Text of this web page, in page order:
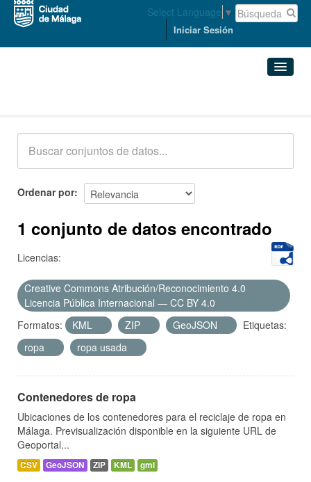
Select Language ▼
Iniciar Sesión
Acerca de
Ordenar por
1 conjunto de datos encontrado
Licencias:
Creative Commons Atribución/Reconocimiento 4.0
Licencia Pública Internacional — CC BY 4.0
Formatos:
KML ZIP GeoJSON
Etiquetas:
ropa
ropa usada
Contenedores de ropa
Ubicaciones de los contenedores para el reciclaje de ropa en
Málaga. Previsualización disponible en la siguiente URL de
Geoportal...
CSV GeoJSON ZIP KML gml